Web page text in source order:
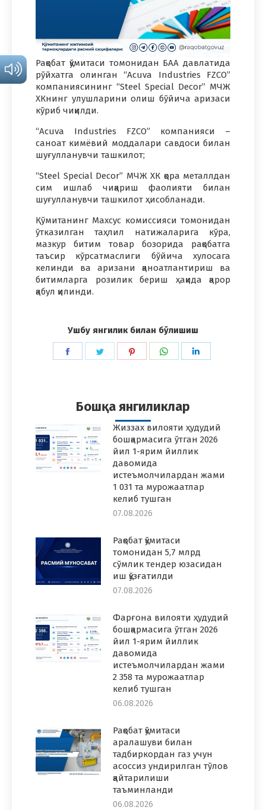
Рақобат қўмитаси томонидан БАА давлатида
рўйхатга олинган “Acuva Industries FZCO”
компаниясининг “Steel Special Decor” МЧЖ
ХКнинг улушларини олиш бўйича аризаси
кўриб чиқилди.
“Acuva Industries FZCO” компанияси –
саноат кимёвий моддалари савдоси билан
шуғулланувчи ташкилот;
“Steel Special Decor” МЧЖ ХК қора металлдан
сим ишлаб чиқариш фаолияти билан
шуғулланувчи ташкилот ҳисобланади.
Қўмитанинг Махсус комиссияси томонидан
ўтказилган таҳлил натижаларига кўра,
мазкур битим товар бозорида рақобатга
таъсир кўрсатмаслиги бўйича хулосага
келинди ва аризани қаноатлантириш ва
битимларга розилик бериш ҳақида қарор
қабул қилинди.
Ушбу янгилик билан бўлишиш
Share
Share
Share
Share
Бошқа янгиликлар
Жиззах вилояти ҳудудий
бошқармасига ўтган 2026
йил 1-ярим йиллик
давомида
истеъмолчилардан жами
1 031 та мурожаатлар
келиб тушган
07.08.2026
Рақобат қўмитаси
томонидан 5,7 млрд
сўмлик тендер юзасидан
иш қўзғатилди
07.08.2026
Фарғона вилояти ҳудудий
бошқармасига ўтган 2026
йил 1-ярим йиллик
давомида
истеъмолчилардан жами
2 358 та мурожаатлар
келиб тушган
06.08.2026
Рақобат қўмитаси
аралашуви билан
тадбиркордан газ учун
асоссиз ундирилган тўлов
қайтарилиши
таъминланди
06.08.2026